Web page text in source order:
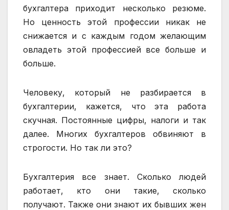
бухгалтера приходит несколько резюме.
Но ценность этой профессии никак не
снижается и с каждым годом желающим
овладеть этой профессией все больше и
больше.
Человеку, который не разбирается в
бухгалтерии, кажется, что эта работа
скучная. Постоянные цифры, налоги и так
далее. Многих бухгалтеров обвиняют в
строгости. Но так ли это?
Бухгалтерия все знает. Сколько людей
работает, кто они такие, сколько
получают. Также они знают их бывших жен